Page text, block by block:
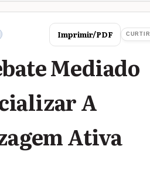
Imprimir/PDF CURTIR
Mediado
A
Ativa